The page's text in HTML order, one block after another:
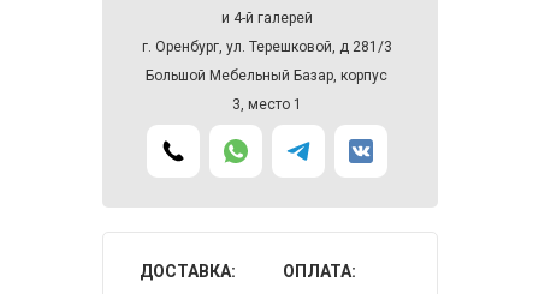
и 4-й галерей
г. Оренбург, ул. Терешковой, д 281/3
Большой Мебельный Базар, корпус
3, место 1
ДОСТАВКА: ОПЛАТА: